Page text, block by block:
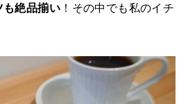
も絶品揃い ！その中でも私のイチ